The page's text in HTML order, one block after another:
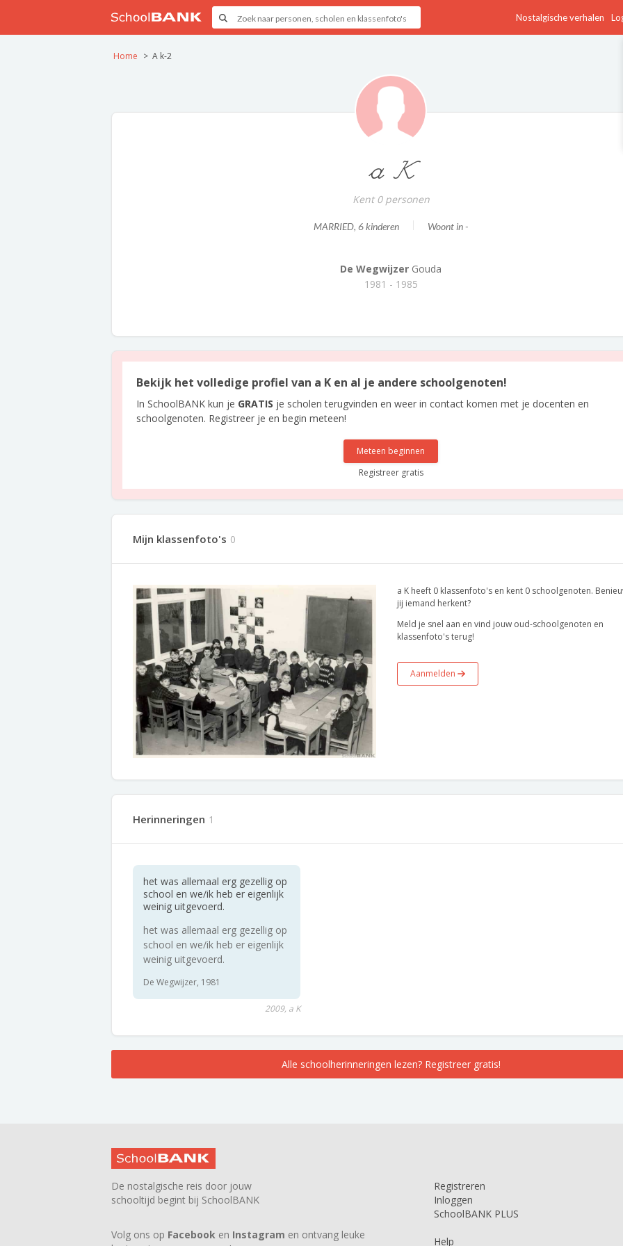
Nostalgische verhalen
Home A k-2
a K
Kent 0 personen
MARRIED, 6 kinderen Woont in -
De Wegwijzer Gouda
1981 - 1985
Bekijk het volledige profiel van a K en al je andere schoolgenoten!
In SchoolBANK kun je GRATIS je scholen terugvinden en weer in contact komen met je docenten en
schoolgenoten. Registreer je en begin meteen!
Meteen beginnen
Registreer gratis
Mijn klassenfoto's 0
a K heeft 0 klassenfoto's en kent 0 schoolgenoten.
jij iemand herkent?
Meld je snel aan en vind jouw oud-schoolgenoten en
klassenfoto's terug!
Aanmelden
Herinneringen 1
het was allemaal erg gezellig op
school en we/ik heb er eigenlijk
weinig uitgevoerd.
het was allemaal erg gezellig op
school en we/ik heb er eigenlijk
weinig uitgevoerd.
De Wegwijzer, 1981
2009, a K
Alle schoolherinneringen lezen? Registreer gratis!
De nostalgische reis door jouw
schooltijd begint bij SchoolBANK
Volg ons op Facebook en Instagram en ontvang leuke
Registreren
Inloggen
SchoolBANK PLUS
Help